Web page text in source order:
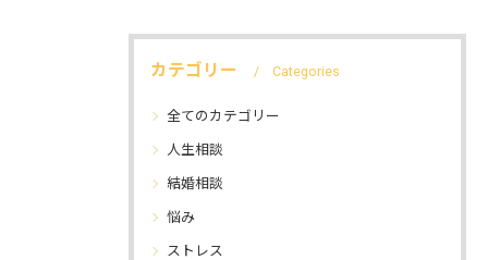
カテゴリー Categories
全てのカテゴリー
人生相談
結婚相談
悩み
ストレス